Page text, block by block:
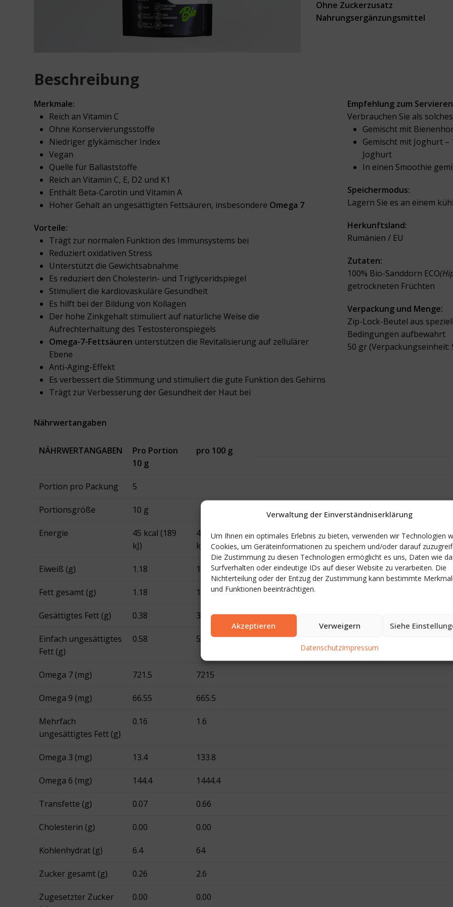
Verwaltung der Einverständniserklärung
Um Ihnen ein optimales Erlebnis zu bieten, verwenden wir Technologien
Cookies, um Geräteinformationen zu speichern und/oder darauf
Die Zustimmung zu diesen Technologien ermöglicht es uns, Daten wie
Surfverhalten oder eindeutige IDs auf dieser Website zu verarbeiten. Die
Nichterteilung oder der Entzug der Zustimmung kann bestimmte
und Funktionen beeinträchtigen.
Akzeptieren Verweigern Siehe
DatenschutzImpressum
Ohne Zuckerzusatz
Nahrungsergänzungsmittel
Beschreibung
Merkmale:
Reich an Vitamin C
Ohne Konservierungsstoffe
Niedriger glykämischer Index
Vegan
Quelle für Ballaststoffe
Reich an Vitamin C, E, D2 und K1
Enthält Beta-Carotin und Vitamin A
Hoher Gehalt an ungesättigten Fettsäuren, insbesondere Omega 7
Vorteile:
Trägt zur normalen Funktion des Immunsystems bei
Reduziert oxidativen Stress
Unterstützt die Gewichtsabnahme
Es reduziert den Cholesterin- und Triglyceridspiegel
Stimuliert die kardiovaskuläre Gesundheit
Es hilft bei der Bildung von Kollagen
Der hohe Zinkgehalt stimuliert auf natürliche Weise die
Aufrechterhaltung des Testosteronspiegels
Omega-7-Fettsäuren unterstützen die Revitalisierung auf zellulärer
Ebene
Anti-Aging-Effekt
Es verbessert die Stimmung und stimuliert die gute Funktion des Gehirns
Trägt zur Verbesserung der Gesundheit der Haut bei
Empfehlung zum
Verbrauchen Sie als
Gemischt mit
Gemischt mit Joghurt
Joghurt
In einen Smoothie
Speichermodus:
Lagern Sie es an einem
Herkunftsland:
Rumänien / EU
Zutaten:
100% Bio-Sanddorn ECO
getrockneten Früchten
Verpackung und Menge:
Zip-Lock-Beutel aus
Bedingungen aufbewahrt
50 gr (Verpackungseinheit:
Nährwertangaben
NÄHRWERTANGABEN
Pro Portion
10 g
pro 100 g
Portion pro Packung 5
Portionsgröße 10 g
Energie
45 kcal (189
kJ)
451 kcal (1892
kJ)
Eiweiß (g) 1.18 11.8
Fett gesamt (g) 1.18 11.8
Gesättigtes Fett (g) 0.38 3.8
Einfach ungesättigtes
Fett (g)
0.58 5.8
Omega 7 (mg) 721.5 7215
Omega 9 (mg) 66.55 665.5
Mehrfach
ungesättigtes Fett (g)
0.16 1.6
Omega 3 (mg) 13.4 133.8
Omega 6 (mg) 144.4 1444.4
Transfette (g) 0.07 0.66
Cholesterin (g) 0.00 0.00
Kohlenhydrat (g) 6.4 64
Zucker gesamt (g) 0.26 2.6
Zugesetzter Zucker
0.00 0.00